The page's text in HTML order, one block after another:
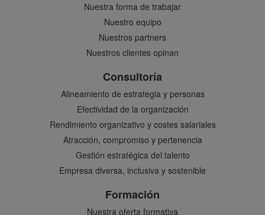
Nuestra forma de trabajar
Nuestro equipo
Nuestros partners
Nuestros clientes opinan
Consultoría
Alineamiento de estrategia y personas
Efectividad de la organización
Rendimiento organizativo y costes salariales
Atracción, compromiso y pertenencia
Gestión estratégica del talento
Empresa diversa, inclusiva y sostenible
Formación
Nuestra oferta formativa